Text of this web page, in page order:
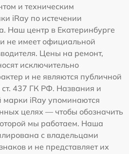
и техническим
iRay по истечении
Наш центр в Екатеринбурге
не имеет официальной
Цены на ремонт,
исключительно
и не являются публичной
ст. 437 ГК РФ. Названия и
марки iRay упоминаются
целях — чтобы обозначить
мы работаем. Наша
с владельцами
и не представляет их